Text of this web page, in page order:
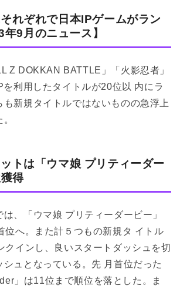
れぞれで日本IPゲームがラン
9月のニュース】
Z DOKKAN BATTLE」「火影忍者」
を利用したタイトルが20位以 内にラ
も新規タイトルではないものの急浮上
トは「ウマ娘 プリティーダー
得
は、「ウマ娘 プリティーダービー」
位へ。また計５つもの新規タ イトル
クインし、良いスタートダッシュを切
シュとなっている。先 月首位だった
」は11位まで順位を落とした。ま